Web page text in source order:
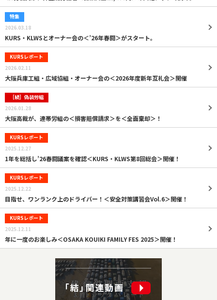
特集
2026.03.18
KURS・KLWSとオーナー会の＜’26年春闘＞がスタート。
KURSレポート
2026.02.11
大阪兵庫工組・広域協組・オーナー会の＜2026年度新年互礼会＞開催
［続］偽装労組
2026.01.28
大阪高裁が、連帯労組の＜損害賠償請求＞を＜全面棄却＞！
KURSレポート
2025.12.27
1年を総括し’26春闘議案を確認＜KURS・KLWS第8回総会＞開催！
KURSレポート
2025.12.22
目指せ、ワンランク上のドライバー！＜安全対策講習会Vol.6＞開催！
KURSレポート
2025.12.11
年に一度のお楽しみ＜OSAKA KOUIKI FAMILY FES 2025＞開催！